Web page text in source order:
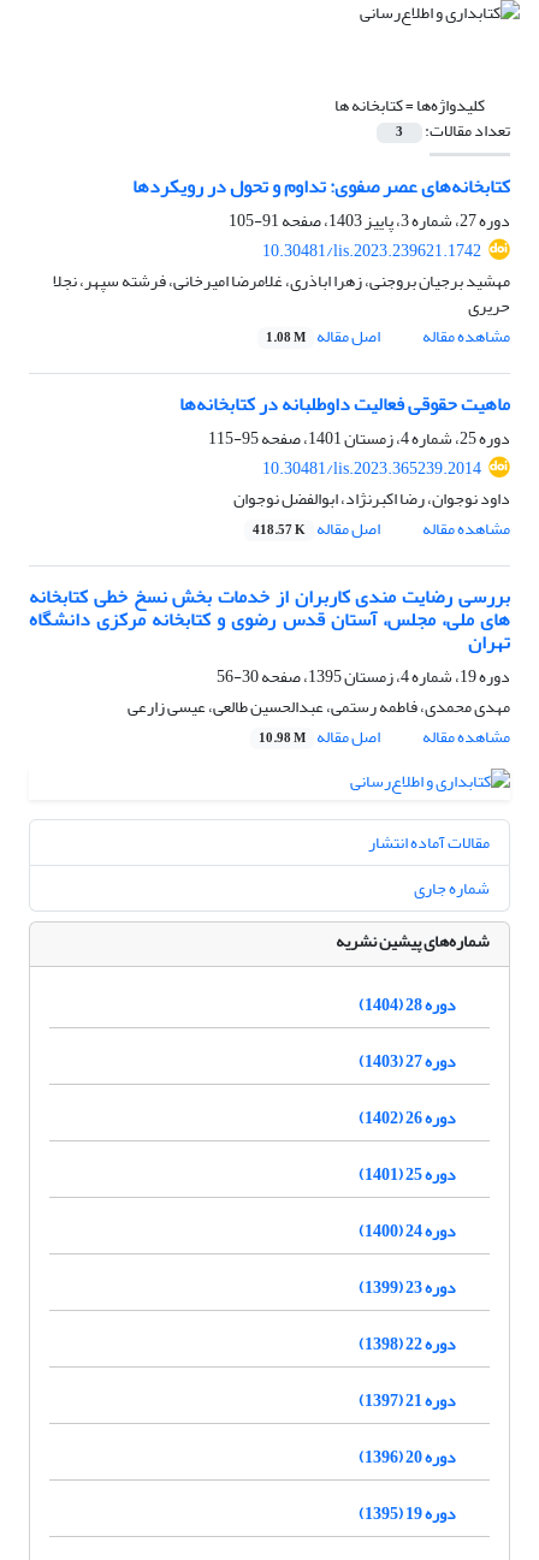
کلیدواژه‌ها =کتابخانه ها
تعداد مقالات: 3
کتابخانه‌های عصر صفوی: تداوم و تحول در رویکردها
دوره 27، شماره 3، پاییز 1403، صفحه
91-105
10.30481/lis.2023.239621.1742
مهشید برجیان بروجنی، زهرا اباذری، غلامرضا امیرخانی، فرشته سپهر، نجلا
حریری
مشاهده مقاله
اصل مقاله 1.08 M
ماهیت حقوقی فعالیت داوطلبانه در کتابخانه‌ها
دوره 25، شماره 4، زمستان 1401، صفحه
95-115
10.30481/lis.2023.365239.2014
داود نوجوان، رضا اکبرنژاد، ابوالفضل نوجوان
مشاهده مقاله
اصل مقاله 418.57 K
بررسی رضایت مندی کاربران از خدمات بخش نسخ خطی کتابخانه
های ملی، مجلس، آستان قدس رضوی و کتابخانه مرکزی دانشگاه
تهران
دوره 19، شماره 4، زمستان 1395، صفحه
30-56
مهدی محمدی، فاطمه رستمی، عبدالحسین طالعی، عیسی زارعی
مشاهده مقاله
اصل مقاله 10.98 M
مقالات آماده انتشار
شماره جاری
شماره‌های پیشین نشریه
دوره 28 (1404)
دوره 27 (1403)
دوره 26 (1402)
دوره 25 (1401)
دوره 24 (1400)
دوره 23 (1399)
دوره 22 (1398)
دوره 21 (1397)
دوره 20 (1396)
دوره 19 (1395)